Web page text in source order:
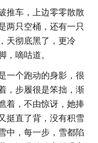
推车，上边零零散散
两只空桶，还有一只
天彻底黑了，更冷
，嘀咕道。
一个跑动的身影，很
，步履很是笨拙，渐
着，不由惊讶，她捧
挺直了背，没有积雪
中，每一步，雪都陷